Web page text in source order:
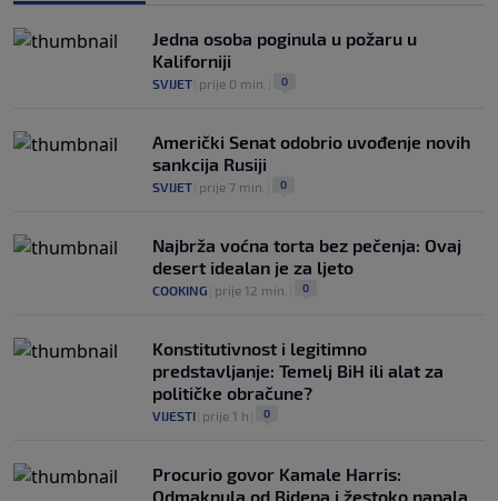
Jedna osoba poginula u požaru u
Kaliforniji
SVIJET prije 0 min. 0
Američki Senat odobrio uvođenje novih
sankcija Rusiji
SVIJET prije 7 min. 0
Najbrža voćna torta bez pečenja: Ovaj
desert idealan je za ljeto
COOKING prije 12 min. 0
Konstitutivnost i legitimno
predstavljanje: Temelj BiH ili alat za
političke obračune?
VIJESTI prije 1 h 0
Procurio govor Kamale Harris:
Odmaknula od Bidena i žestoko napala